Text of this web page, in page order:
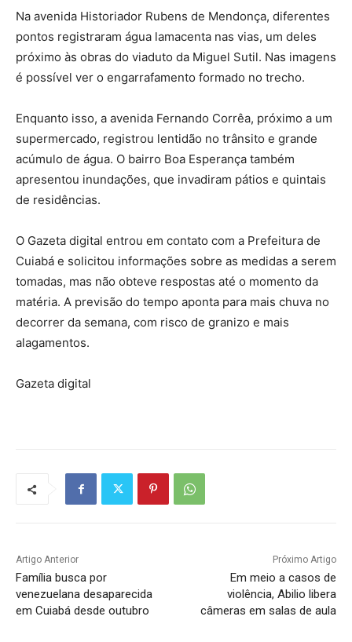
Na avenida Historiador Rubens de Mendonça, diferentes
pontos registraram água lamacenta nas vias, um deles
próximo às obras do viaduto da Miguel Sutil. Nas imagens
é possível ver o engarrafamento formado no trecho.
Enquanto isso, a avenida Fernando Corrêa, próximo a um
supermercado, registrou lentidão no trânsito e grande
acúmulo de água. O bairro Boa Esperança também
apresentou inundações, que invadiram pátios e quintais
de residências.
O Gazeta digital entrou em contato com a Prefeitura de
Cuiabá e solicitou informações sobre as medidas a serem
tomadas, mas não obteve respostas até o momento da
matéria. A previsão do tempo aponta para mais chuva no
decorrer da semana, com risco de granizo e mais
alagamentos.
Gazeta digital
Artigo Anterior
Família busca por
venezuelana desaparecida
em Cuiabá desde outubro
Próximo Artigo
Em meio a casos de
violência, Abilio libera
câmeras em salas de aula